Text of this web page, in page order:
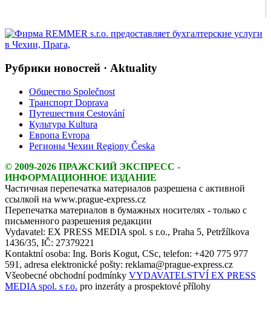
Рубрики новостей · Aktuality
Общество Společnost
Транспорт Doprava
Путешествия Cestování
Культура Kultura
Европа Evropa
Регионы Чехии Regiony Česka
© 2009-2026 ПРАЖСКИЙ ЭКСПРЕСС -
ИНФОРМАЦИОННОЕ ИЗДАНИЕ
Частичная перепечатка материалов разрешена с активной
ссылкой на www.prague-express.cz
Перепечатка материалов в бумажных носителях - только с
письменного разрешения редакции
Vydavatel: EX PRESS MEDIA spol. s r.o., Praha 5, Petržílkova
1436/35, IČ: 27379221
Kontaktní osoba: Ing. Boris Kogut, CSc, telefon: +420 775 977
591, adresa elektronické pošty: reklama@prague-express.cz
Všeobecné obchodní podmínky VYDAVATELSTVÍ EX PRESS
MEDIA spol. s r.o. pro inzeráty a prospektové přílohy